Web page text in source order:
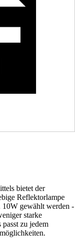
bietet der
Reflektorlampe
gewählt werden -
starke
zu jedem